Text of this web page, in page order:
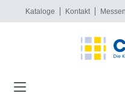
springen
Kataloge Kontakt Messen